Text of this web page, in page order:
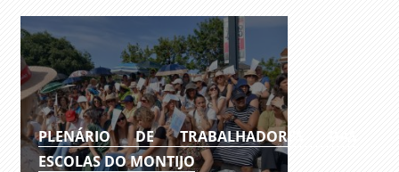
PLENÁRIO DE TRABALHADORES DAS
ESCOLAS DO MONTIJO